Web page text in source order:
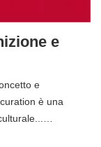
e
e
è una